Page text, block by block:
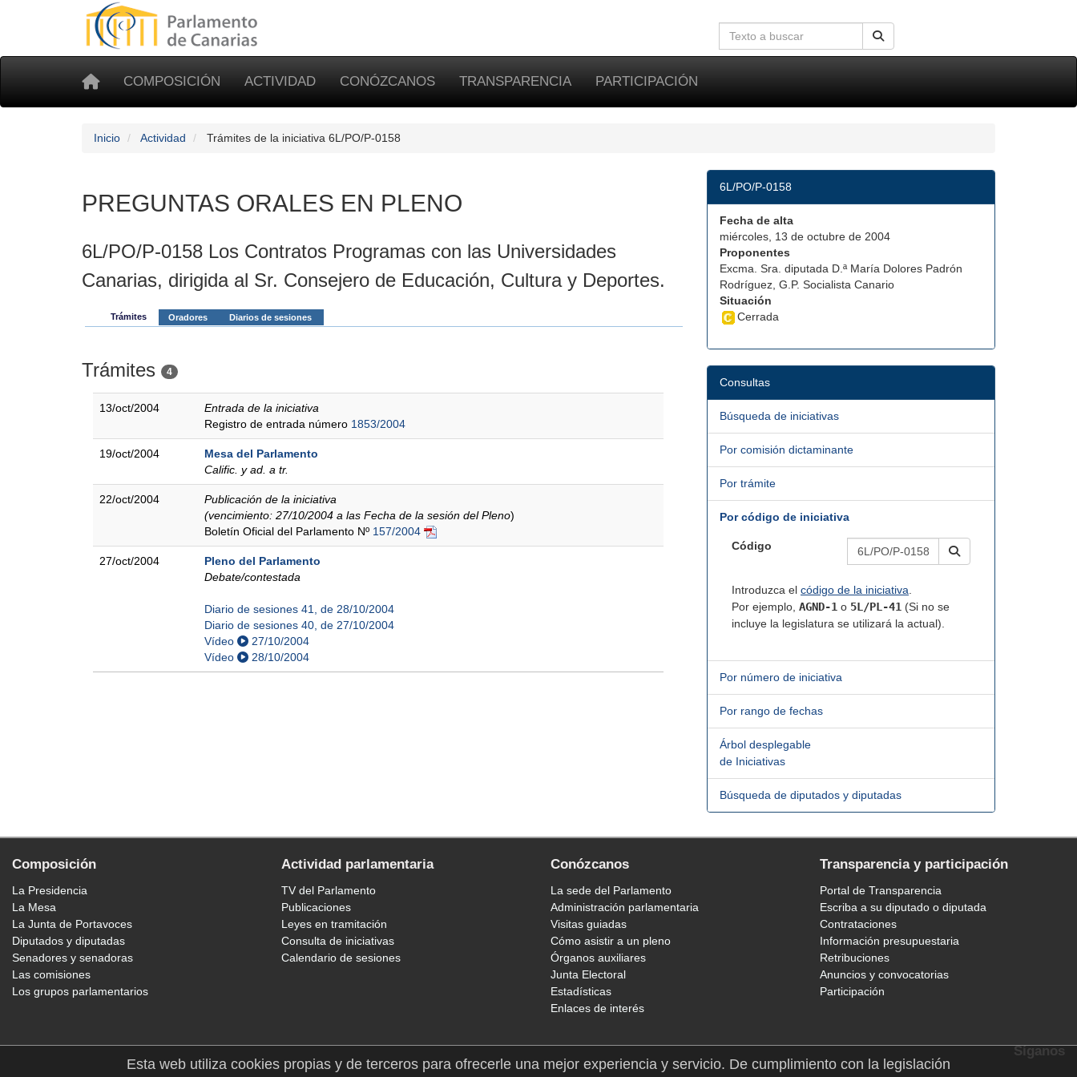
COMPOSICIÓN ACTIVIDAD CONÓZCANOS TRANSPARENCIA PARTICIPACIÓN
Inicio Actividad Trámites de la iniciativa 6L/PO/P-0158
PREGUNTAS ORALES EN PLENO
6L/PO/P-0158 Los Contratos Programas con las Universidades
Canarias, dirigida al Sr. Consejero de Educación, Cultura y Deportes.
Trámites Oradores Diarios de sesiones
Trámites 4
13/oct/2004
Entrada de la iniciativa
Registro de entrada número 1853/2004
19/oct/2004
Mesa del Parlamento
Calific. y ad. a tr.
22/oct/2004
Publicación de la iniciativa
(vencimiento: 27/10/2004 a las Fecha de la sesión del Pleno)
Boletín Oficial del Parlamento Nº 157/2004
27/oct/2004
Pleno del Parlamento
Debate/contestada
Diario de sesiones 41, de 28/10/2004
Diario de sesiones 40, de 27/10/2004
Vídeo
27/10/2004
Vídeo
28/10/2004
6L/PO/P-0158
Fecha de alta
miércoles, 13 de octubre de 2004
Proponentes
Excma. Sra. diputada D.ª María Dolores Padrón
Rodríguez, G.P. Socialista Canario
Situación
Cerrada
Consultas
Búsqueda de iniciativas
Por comisión dictaminante
Por trámite
Por código de iniciativa
Código
Introduzca el código de la iniciativa.
Por ejemplo, AGND-1 o 5L/PL-41 (Si no se
incluye la legislatura se utilizará la actual).
Por número de iniciativa
Por rango de fechas
Árbol desplegable
de Iniciativas
Búsqueda de diputados y diputadas
Composición
La Presidencia
La Mesa
La Junta de Portavoces
Diputados y diputadas
Senadores y senadoras
Las comisiones
Los grupos parlamentarios
Actividad parlamentaria
TV del Parlamento
Publicaciones
Leyes en tramitación
Consulta de iniciativas
Calendario de sesiones
Conózcanos
La sede del Parlamento
Administración parlamentaria
Visitas guiadas
Cómo asistir a un pleno
Órganos auxiliares
Junta Electoral
Estadísticas
Enlaces de interés
Transparencia y participación
Portal de Transparencia
Escriba a su diputado o diputada
Contrataciones
Información presupuestaria
Retribuciones
Anuncios y convocatorias
Participación
Síganos
Esta web utiliza cookies propias y de terceros para ofrecerle una mejor experiencia y servicio. De cumplimiento con la legislación